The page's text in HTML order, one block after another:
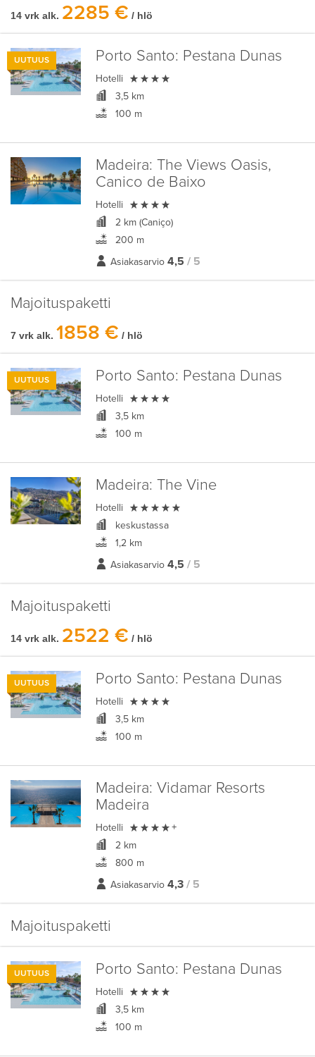
14 vrk alk. 2285 € / hlö
UUTUUS Porto Santo: Pestana Dunas
Hotelli 
3,5 km
100 m
Madeira: The Views Oasis,
Canico de Baixo
Hotelli 
2 km (Caniço)
200 m
Asiakasarvio 4,5 / 5
Majoituspaketti
7 vrk alk. 1858 € / hlö
UUTUUS Porto Santo: Pestana Dunas
Hotelli 
3,5 km
100 m
Madeira: The Vine
Hotelli 
keskustassa
1,2 km
Asiakasarvio 4,5 / 5
Majoituspaketti
14 vrk alk. 2522 € / hlö
UUTUUS Porto Santo: Pestana Dunas
Hotelli 
3,5 km
100 m
Madeira: Vidamar Resorts
Madeira
Hotelli  +
2 km
800 m
Asiakasarvio 4,3 / 5
Majoituspaketti
UUTUUS Porto Santo: Pestana Dunas
Hotelli 
3,5 km
100 m